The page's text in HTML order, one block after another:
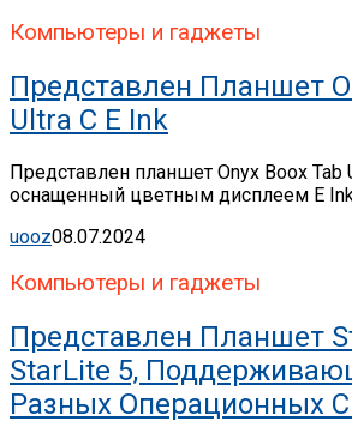
Компьютеры и гаджеты
Представлен Планшет
Ultra C E Ink
Представлен планшет Onyx Boox Tab
оснащенный цветным дисплеем E
uooz08.07.2024
Компьютеры и гаджеты
Представлен Планшет
StarLite 5,
Разных Операционных